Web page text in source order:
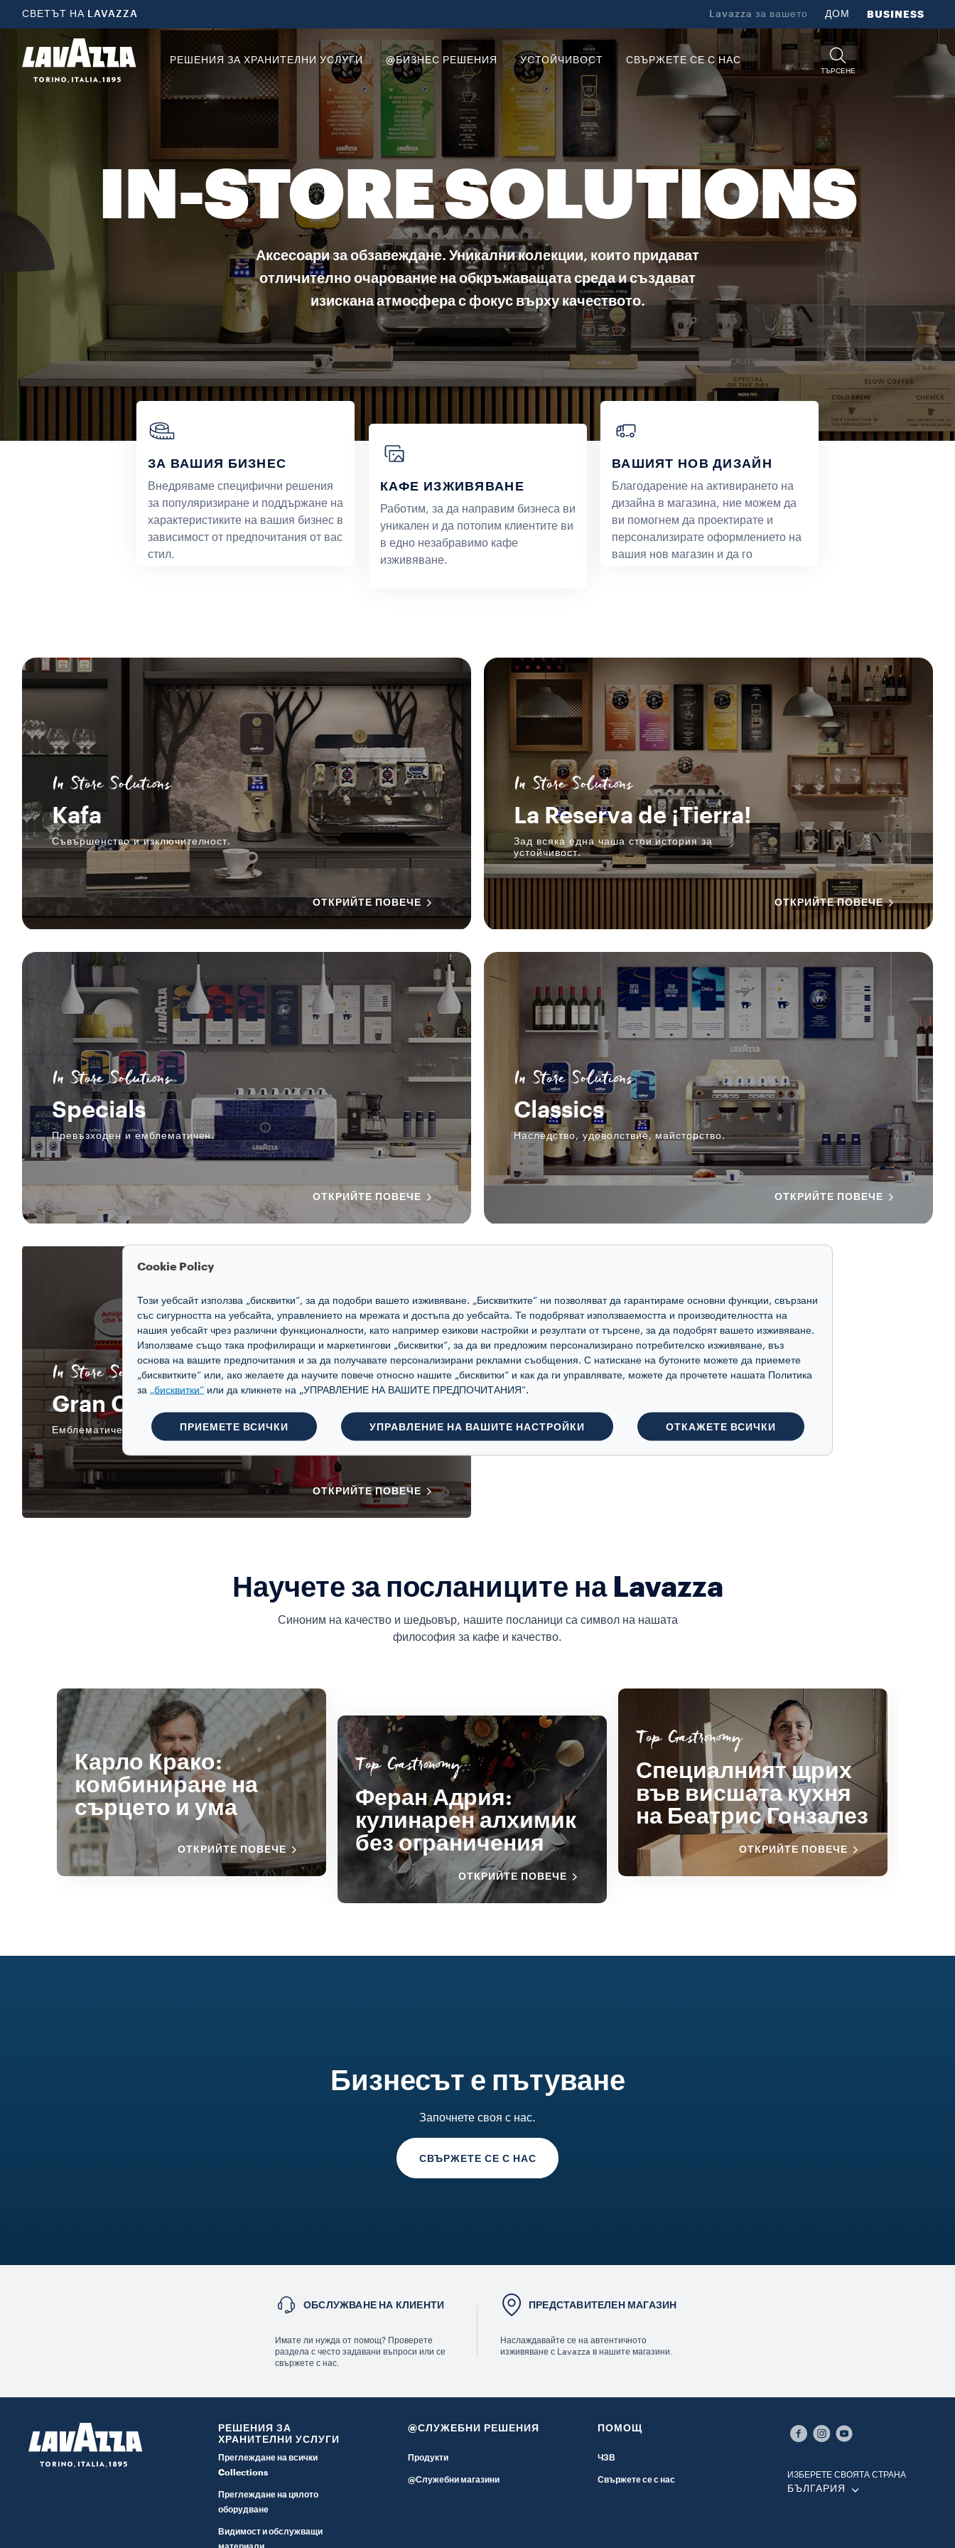
СВЕТЪТ НА LAVAZZA Lavazza за вашето ДОМ BUSINESS
РЕШЕНИЯ ЗА ХРАНИТЕЛНИ УСЛУГИ @БИЗНЕС РЕШЕНИЯ УСТОЙЧИВОСТ СВЪРЖЕТЕ СЕ С НАС
ТЪРСЕНЕ
IN-STORE SOLUTIONS
Аксесоари за обзавеждане. Уникални колекции, които придават
отличително очарование на обкръжаващата среда и създават
изискана атмосфера с фокус върху качеството.
ЗА ВАШИЯ БИЗНЕС
Внедряваме специфични решения
за популяризиране и поддържане на
характеристиките на вашия бизнес в
зависимост от предпочитания от вас
стил.
КАФЕ ИЗЖИВЯВАНЕ
Работим, за да направим бизнеса ви
уникален и да потопим клиентите ви
в едно незабравимо кафе
изживяване.
ВАШИЯТ НОВ ДИЗАЙН
Благодарение на активирането на
дизайна в магазина, ние можем да
ви помогнем да проектирате и
персонализирате оформлението на
вашия нов магазин и да го
In Store Solutions
Kafa
Съвършенство и изключителност.
ОТКРИЙТЕ ПОВЕЧЕ
In Store Solutions
La Reserva de ¡Tierra!
Зад всяка една чаша стои история за
устойчивост.
ОТКРИЙТЕ ПОВЕЧЕ
In Store Solutions
Specials
Превъзходен и емблематичен.
ОТКРИЙТЕ ПОВЕЧЕ
In Store Solutions
Classics
Наследство, удоволствие, майсторство.
ОТКРИЙТЕ ПОВЕЧЕ
In Store Solutions
Gran Café Paulista
Емблематичен и автентичен.
ОТКРИЙТЕ ПОВЕЧЕ
Научете за посланиците на Lavazza
Синоним на качество и шедьовър, нашите посланици са символ на нашата
философия за кафе и качество.
Карло Крако:
комбиниране на
сърцето и ума
ОТКРИЙТЕ ПОВЕЧЕ
Top Gastronomy
Феран Адрия:
кулинарен алхимик
без ограничения
ОТКРИЙТЕ ПОВЕЧЕ
Top Gastronomy
Специалният щрих
във висшата кухня
на Беатрис Гонзалез
ОТКРИЙТЕ ПОВЕЧЕ
Бизнесът е пътуване
Започнете своя с нас.
СВЪРЖЕТЕ СЕ С НАС
ОБСЛУЖВАНЕ НА КЛИЕНТИ
Имате ли нужда от помощ? Проверете
раздела с често задавани въпроси или се
свържете с нас.
ПРЕДСТАВИТЕЛЕН МАГАЗИН
Наслаждавайте се на автентичното
изживяване с Lavazza в нашите магазини.
РЕШЕНИЯ ЗА
ХРАНИТЕЛНИ УСЛУГИ
Преглеждане на всички
Collections
Преглеждане на цялото
оборудване
Видимост и обслужващи
@СЛУЖЕБНИ РЕШЕНИЯ
Продукти
@Служебни магазини
ПОМОЩ
ЧЗВ
Свържете се с нас
ИЗБЕРЕТЕ СВОЯТА СТРАНА
БЪЛГАРИЯ
Cookie Policy
Този уебсайт използва „бисквитки“, за да подобри вашето изживяване. „Бисквитките“ ни позволяват да гарантираме основни функции, свързани
със сигурността на уебсайта, управлението на мрежата и достъпа до уебсайта. Те подобряват използваемостта и производителността на
нашия уебсайт чрез различни функционалности, като например езикови настройки и резултати от търсене, за да подобрят вашето изживяване.
Използваме също така профилиращи и маркетингови „бисквитки“, за да ви предложим персонализирано потребителско изживяване, въз
основа на вашите предпочитания и за да получавате персонализирани рекламни съобщения. С натискане на бутоните можете да приемете
„бисквитките“ или, ако желаете да научите повече относно нашите „бисквитки“ и как да ги управлявате, можете да прочетете нашата Политика
за „бисквитки“ или да кликнете на „УПРАВЛЕНИЕ НА ВАШИТЕ ПРЕДПОЧИТАНИЯ“.
ПРИЕМЕТЕ ВСИЧКИ УПРАВЛЕНИЕ НА ВАШИТЕ НАСТРОЙКИ ОТКАЖЕТЕ ВСИЧКИ